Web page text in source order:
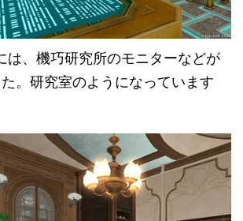
は、機巧研究所のモニターなどが
。研究室のようになっています